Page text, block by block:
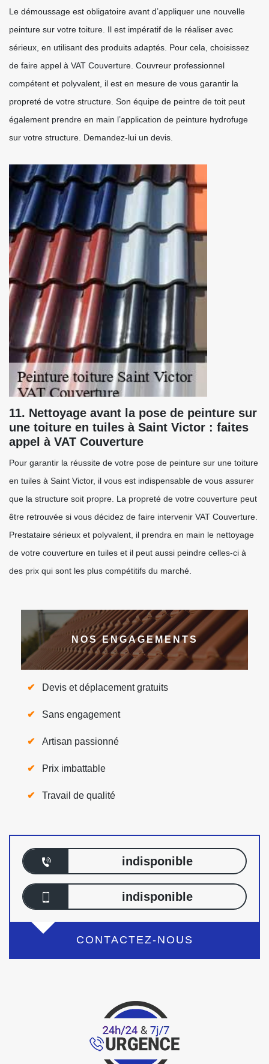
Le démoussage est obligatoire avant d’appliquer une nouvelle
peinture sur votre toiture. Il est impératif de le réaliser avec
sérieux, en utilisant des produits adaptés. Pour cela, choisissez
de faire appel à VAT Couverture. Couvreur professionnel
compétent et polyvalent, il est en mesure de vous garantir la
propreté de votre structure. Son équipe de peintre de toit peut
également prendre en main l’application de peinture hydrofuge
sur votre structure. Demandez-lui un devis.
11. Nettoyage avant la pose de peinture sur
une toiture en tuiles à Saint Victor : faites
appel à VAT Couverture
Pour garantir la réussite de votre pose de peinture sur une toiture
en tuiles à Saint Victor, il vous est indispensable de vous assurer
que la structure soit propre. La propreté de votre couverture peut
être retrouvée si vous décidez de faire intervenir VAT Couverture.
Prestataire sérieux et polyvalent, il prendra en main le nettoyage
de votre couverture en tuiles et il peut aussi peindre celles-ci à
des prix qui sont les plus compétitifs du marché.
NOS ENGAGEMENTS
Devis et déplacement gratuits
Sans engagement
Artisan passionné
Prix imbattable
Travail de qualité
indisponible
indisponible
CONTACTEZ-NOUS